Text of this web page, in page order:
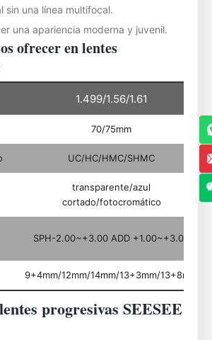
sin una línea multifocal.
una apariencia moderna y juvenil.
ofrecer en lentes
1.499/1.56/1.61
70/75mm
UC/HC/HMC/SHMC
transparente/azul
cortado/fotocromático
SPH-2.00~+3.00 ADD +1.00~+3.00
9+4mm/12mm/14mm/13+3mm/13+8mm
progresivas SEESEE